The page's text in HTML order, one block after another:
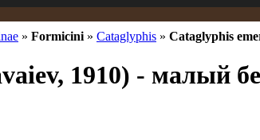
» Formicini » Cataglyphis » Cataglyphis
1910) - малый